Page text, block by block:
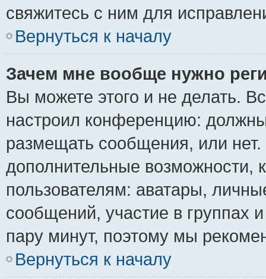
свяжитесь с ним для
Вернуться к началу
Зачем мне вообще нужно
Вы можете этого и не делать.
настроил конференцию:
размещать сообщения, или
дополнительные
пользователям: аватары,
сообщений, участие в группах
пару минут, поэтому мы
Вернуться к началу